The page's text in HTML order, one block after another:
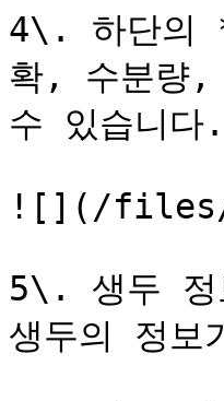
4\. 하단의
확, 수분량,
수 있습니다.
![](/files/
5\. 생두 정
생두의 정보